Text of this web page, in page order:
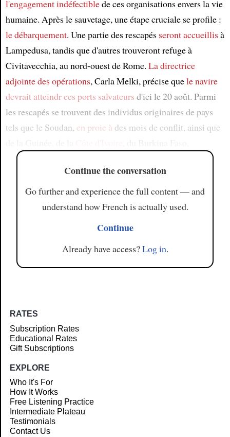
l'engagement indéfectiblede ces organisations envers la vie
humaine. Après le sauvetage, une étape cruciale se profile :
le débarquement. Une partie des rescapés seront accueillisà
Lampedusa, tandis que d'autres trouveront refuge à
Civitavecchia, au nord-ouest de Rome. La directrice
adjointe des opérations, Carla Melki, précise quele navire
devrait atteindrces ports salvateurs d'ici le 20 août. Parmi
les rescapés se trouvent des individus originaires de pays
tels que le Soudan, en proie à des mois de conflit, ainsi que
Continue the conversation
Go further and experience the full content — and
understand how French is actually used.
Continue
Already have access?Log in.
RATES
Subscription Rates
Educational Rates
Gift Subscriptions
EXPLORE
Who It's For
How It Works
Free Listening Practice
Intermediate Plateau
Testimonials
Contact Us